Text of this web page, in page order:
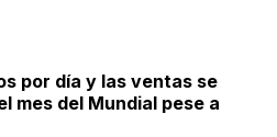
por día y las ventas se
mes del Mundial pese a